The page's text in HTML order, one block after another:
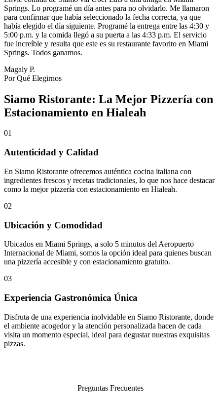
Springs. Lo programé un día antes para no olvidarlo. Me llamaron
para confirmar que había seleccionado la fecha correcta, ya que
había elegido el día siguiente. Programé la entrega entre las 4:30 y
5:00 p.m. y la comida llegó a su puerta a las 4:33 p.m. El servicio
fue increíble y resulta que este es su restaurante favorito en Miami
Springs. Todos ganamos.
Magaly P.
Por Qué Elegirnos
Siamo Ristorante: La Mejor Pizzería con
Estacionamiento en Hialeah
01
Autenticidad y Calidad
En Siamo Ristorante ofrecemos auténtica cocina italiana con
ingredientes frescos y recetas tradicionales, lo que nos hace destacar
como la mejor pizzería con estacionamiento en Hialeah.
02
Ubicación y Comodidad
Ubicados en Miami Springs, a solo 5 minutos del Aeropuerto
Internacional de Miami, somos la opción ideal para quienes buscan
una pizzería accesible y con estacionamiento gratuito.
03
Experiencia Gastronómica Única
Disfruta de una experiencia inolvidable en Siamo Ristorante, donde
el ambiente acogedor y la atención personalizada hacen de cada
visita un momento especial, ideal para degustar nuestras exquisitas
pizzas.
Preguntas Frecuentes